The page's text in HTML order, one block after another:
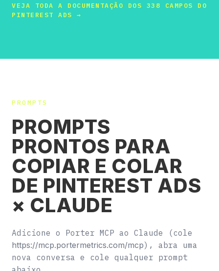
VEJA TODA A DOCUMENTAÇÃO DOS 338 CAMPOS DO
PINTEREST ADS →
PROMPTS
PROMPTS
PRONTOS PARA
COPIAR E COLAR
DE PINTEREST ADS
× CLAUDE
Adicione o Porter MCP ao Claude (cole
https://mcp.portermetrics.com/mcp), abra uma
nova conversa e cole qualquer prompt